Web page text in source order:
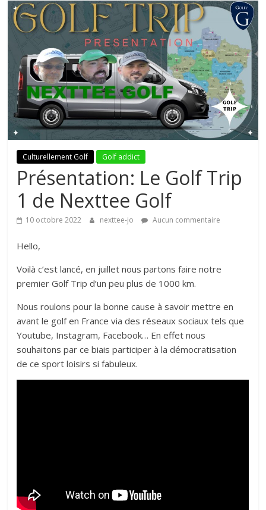
Chaîne
Youtube
de
trois
copains
blog
Golf
de
de
balle
blanche
Culturellement Golf Golf addict
Présentation: Le Golf Trip
1 de Nexttee Golf
10 octobre 2022 nexttee-jo Aucun commentaire
Hello,
Voilà c’est lancé, en juillet nous partons faire notre
premier Golf Trip d’un peu plus de 1000 km.
Nous roulons pour la bonne cause à savoir mettre en
avant le golf en France via des réseaux sociaux tels que
Youtube, Instagram, Facebook… En effet nous
souhaitons par ce biais participer à la démocratisation
de ce sport loisirs si fabuleux.